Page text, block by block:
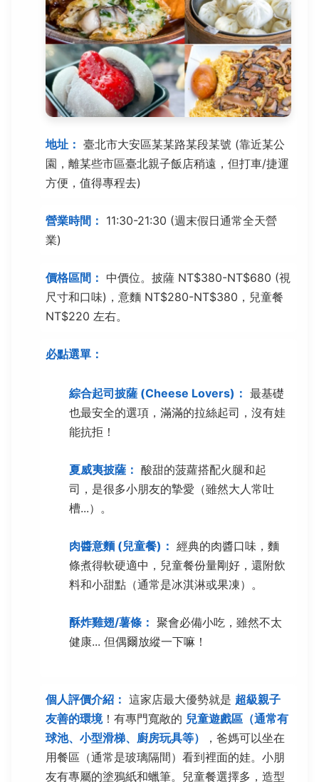
地址： 臺北市大安區某某路某段某號 (靠近某公
園，離某些市區臺北親子飯店稍遠，但打車/捷運
方便，值得專程去)
營業時間： 11:30-21:30 (週末假日通常全天營
業)
價格區間： 中價位。披薩 NT$380-NT$680 (視
尺寸和口味)，意麵 NT$280-NT$380，兒童餐
NT$220 左右。
必點選單：
綜合起司披薩 (Cheese Lovers)： 最基礎
也最安全的選項，滿滿的拉絲起司，沒有娃
能抗拒！
夏威夷披薩： 酸甜的菠蘿搭配火腿和起
司，是很多小朋友的摯愛（雖然大人常吐
槽...）。
肉醬意麵 (兒童餐)： 經典的肉醬口味，麵
條煮得軟硬適中，兒童餐份量剛好，還附飲
料和小甜點（通常是冰淇淋或果凍）。
酥炸雞翅/薯條： 聚會必備小吃，雖然不太
健康... 但偶爾放縱一下嘛！
個人評價介紹： 這家店最大優勢就是 超級親子
友善的環境！有專門寬敞的 兒童遊戲區（通常有
球池、小型滑梯、廚房玩具等）
，爸媽可以坐在
用餐區（通常是玻璃隔間）看到裡面的娃。小朋
友有專屬的塗鴉紙和蠟筆。兒童餐選擇多，造型